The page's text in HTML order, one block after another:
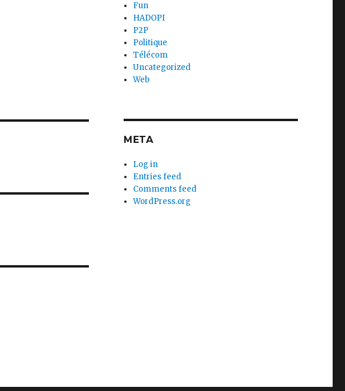
Fun
HADOPI
P2P
Politique
Télécom
Uncategorized
Web
META
Log in
Entries feed
Comments feed
WordPress.org